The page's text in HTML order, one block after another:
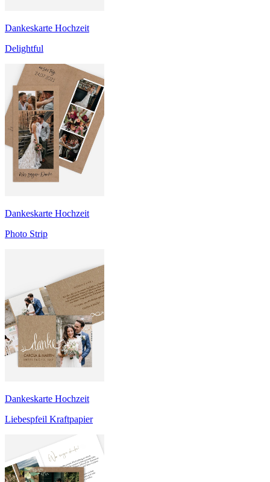
Dankeskarte Hochzeit
Delightful
Dankeskarte Hochzeit
Photo Strip
Dankeskarte Hochzeit
Liebespfeil Kraftpapier